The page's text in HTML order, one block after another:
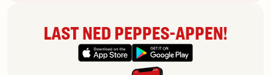
LAST NED PEPPES-APPEN!